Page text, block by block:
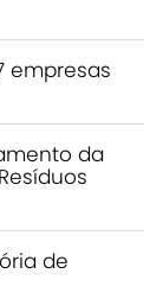
empresas
da
de